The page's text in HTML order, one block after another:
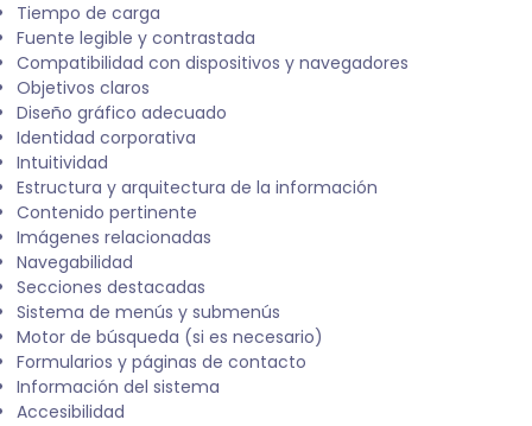
Tiempo de carga
Fuente legible y contrastada
Compatibilidad con dispositivos y navegadores
Objetivos claros
Diseño gráfico adecuado
Identidad corporativa
Intuitividad
Estructura y arquitectura de la información
Contenido pertinente
Imágenes relacionadas
Navegabilidad
Secciones destacadas
Sistema de menús y submenús
Motor de búsqueda (si es necesario)
Formularios y páginas de contacto
Información del sistema
Accesibilidad